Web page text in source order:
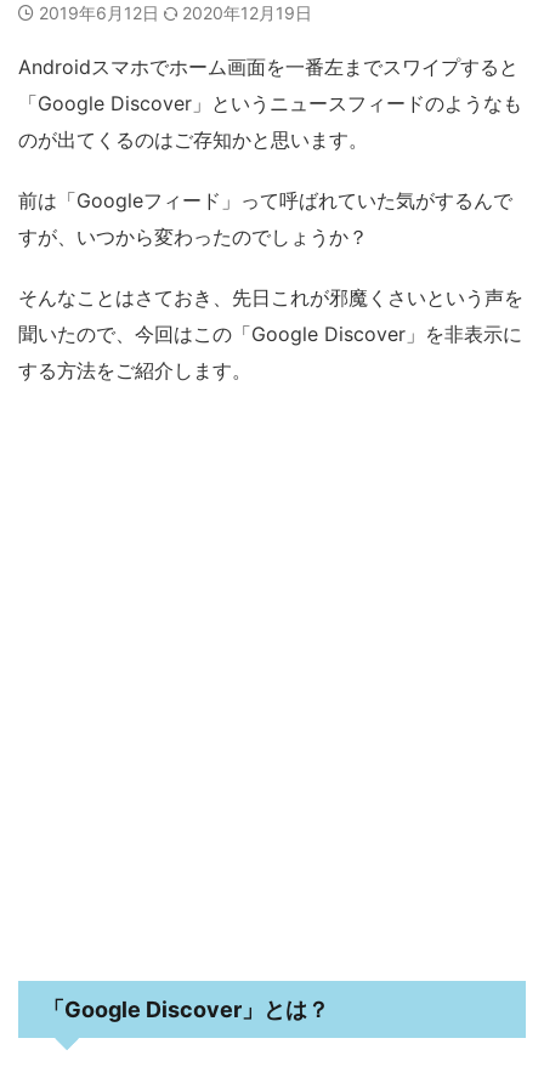
2019年6月12日 2020年12月19日
Androidスマホでホーム画面を一番左までスワイプすると
「Google Discover」というニュースフィードのようなも
のが出てくるのはご存知かと思います。
前は「Googleフィード」って呼ばれていた気がするんで
すが、いつから変わったのでしょうか？
そんなことはさておき、先日これが邪魔くさいという声を
聞いたので、今回はこの「Google Discover」を非表示に
する方法をご紹介します。
「Google Discover」とは？